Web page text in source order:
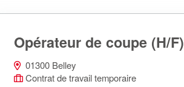
Opérateur de coupe (H/F)
01300 Belley
Contrat de travail temporaire